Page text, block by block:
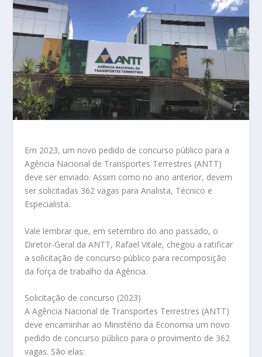
Em 2023, um novo pedido de concurso público para a
Agência Nacional de Transportes Terrestres (ANTT)
deve ser enviado. Assim como no ano anterior, devem
ser solicitadas 362 vagas para Analista, Técnico e
Especialista.
Vale lembrar que, em setembro do ano passado, o
Diretor-Geral da ANTT, Rafael Vitale, chegou a ratificar
a solicitação de concurso público para recomposição
da força de trabalho da Agência.
Solicitação de concurso (2023)
A Agência Nacional de Transportes Terrestres (ANTT)
deve encaminhar ao Ministério da Economia um novo
pedido de concurso público para o provimento de 362
vagas. São elas: